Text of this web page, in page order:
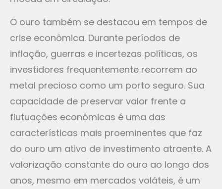
O ouro também se destacou em tempos de
crise econômica. Durante períodos de
inflação, guerras e incertezas políticas, os
investidores frequentemente recorrem ao
metal precioso como um porto seguro. Sua
capacidade de preservar valor frente a
flutuações econômicas é uma das
características mais proeminentes que faz
do ouro um ativo de investimento atraente. A
valorização constante do ouro ao longo dos
anos, mesmo em mercados voláteis, é um